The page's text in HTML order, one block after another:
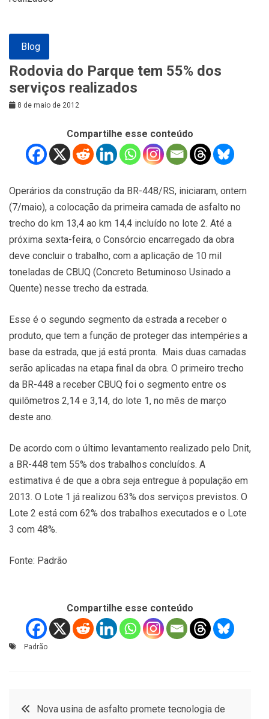
Blog
Rodovia do Parque tem 55% dos
serviços realizados
8 de maio de 2012
Compartilhe esse conteúdo
Operários da construção da BR-448/RS, iniciaram, ontem
(7/maio), a colocação da primeira camada de asfalto no
trecho do km 13,4 ao km 14,4 incluído no lote 2. Até a
próxima sexta-feira, o Consórcio encarregado da obra
deve concluir o trabalho, com a aplicação de 10 mil
toneladas de CBUQ (Concreto Betuminoso Usinado a
Quente) nesse trecho da estrada.
Esse é o segundo segmento da estrada a receber o
produto, que tem a função de proteger das intempéries a
base da estrada, que já está pronta. Mais duas camadas
serão aplicadas na etapa final da obra. O primeiro trecho
da BR-448 a receber CBUQ foi o segmento entre os
quilômetros 2,14 e 3,14, do lote 1, no mês de março
deste ano.
De acordo com o último levantamento realizado pelo Dnit,
a BR-448 tem 55% dos trabalhos concluídos. A
estimativa é de que a obra seja entregue à população em
2013. O Lote 1 já realizou 63% dos serviços previstos. O
Lote 2 está com 62% dos trabalhos executados e o Lote
3 com 48%.
Fonte: Padrão
Compartilhe esse conteúdo
Padrão
Navegação
Nova usina de asfalto promete tecnologia de